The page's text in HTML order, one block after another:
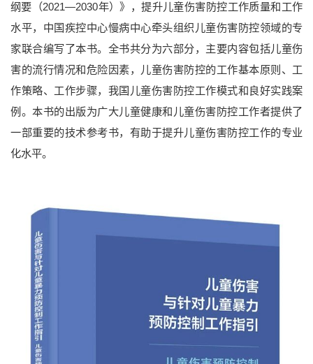
纲要（2021—2030年）》，提升儿童伤害防控工作质量和工作
水平，中国疾控中心慢病中心牵头组织儿童伤害防控领域的专
家联合编写了本书。全书共分为六部分，主要内容包括儿童伤
害的流行情况和危险因素，儿童伤害防控的工作基本原则、工
作策略、工作步骤，我国儿童伤害防控工作模式和良好实践案
例。本书的出版为广大儿童健康和儿童伤害防控工作者提供了
一部重要的技术参考书，有助于提升儿童伤害防控工作的专业
化水平。